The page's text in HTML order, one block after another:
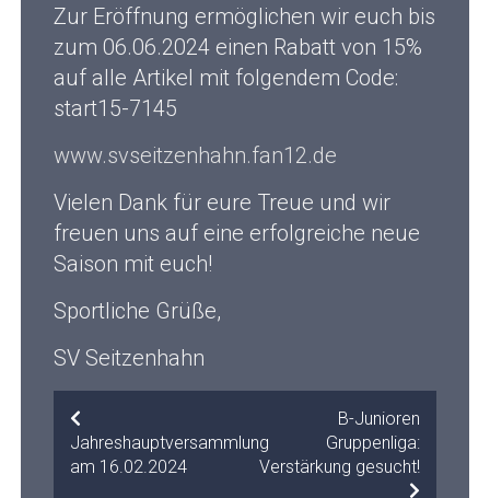
Zur Eröffnung ermöglichen wir euch bis
zum 06.06.2024 einen Rabatt von 15%
auf alle Artikel mit folgendem Code:
start15-7145
www.svseitzenhahn.fan12.de
Vielen Dank für eure Treue und wir
freuen uns auf eine erfolgreiche neue
Saison mit euch!
Sportliche Grüße,
SV Seitzenhahn
BEITRAGSNAVIGATION
Jahreshauptversammlung
am 16.02.2024
B-Junioren
Gruppenliga:
Verstärkung gesucht!